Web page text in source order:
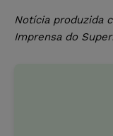
Notícia produzida
Imprensa do